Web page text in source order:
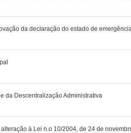
da declaração do estado de
da Descentralização Administrativa
à Lei n.o 10/2004, de 24 de